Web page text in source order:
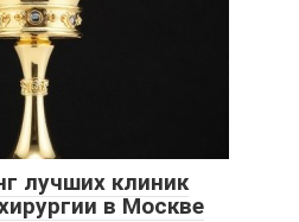
лучших клиник
в Москве